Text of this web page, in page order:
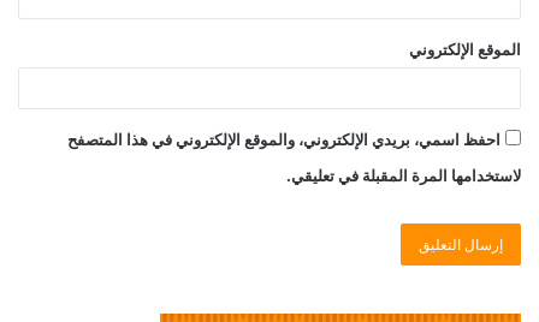
الموقع الإلكتروني
احفظ اسمي، بريدي الإلكتروني، والموقع الإلكتروني في هذا المتصفح
لاستخدامها المرة المقبلة في تعليقي.